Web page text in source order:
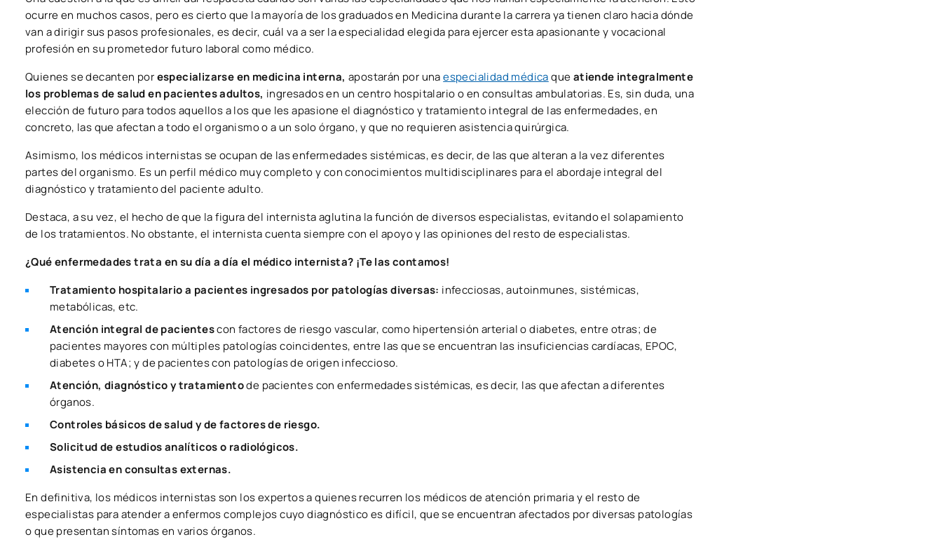
ocurre en muchos casos, pero es cierto que la mayoría de los graduados en Medicina durante la carrera ya tienen claro hacia dónde
van a dirigir sus pasos profesionales, es decir, cuál va a ser la especialidad elegida para ejercer esta apasionante y vocacional
profesión en su prometedor futuro laboral como médico.
Quienes se decanten porespecializarse en medicina interna, apostarán por unaespecialidad médicaqueatiende integralmente
los problemas de salud en pacientes adultos, ingresados en un centro hospitalario o en consultas ambulatorias. Es, sin duda, una
elección de futuro para todos aquellos a los que les apasione el diagnóstico y tratamiento integral de las enfermedades, en
concreto, las que afectan a todo el organismo o a un solo órgano, y que no requieren asistencia quirúrgica.
Asimismo, los médicos internistas se ocupan de las enfermedades sistémicas, es decir, de las que alteran a la vez diferentes
partes del organismo. Es un perfil médico muy completo y con conocimientos multidisciplinares para el abordaje integral del
diagnóstico y tratamiento del paciente adulto.
Destaca, a su vez, el hecho de que la figura del internista aglutina la función de diversos especialistas, evitando el solapamiento
de los tratamientos. No obstante, el internista cuenta siempre con el apoyo y las opiniones del resto de especialistas.
¿Qué enfermedades trata en su día a día el médico internista? ¡Te las contamos!
Tratamiento hospitalario a pacientes ingresados por patologías diversas: infecciosas, autoinmunes, sistémicas,
metabólicas, etc.
Atención integral de pacientescon factores de riesgo vascular, como hipertensión arterial o diabetes, entre otras; de
pacientes mayores con múltiples patologías coincidentes, entre las que se encuentran las insuficiencias cardíacas, EPOC,
diabetes o HTA; y de pacientes con patologías de origen infeccioso.
Atención, diagnóstico y tratamientode pacientes con enfermedades sistémicas, es decir, las que afectan a diferentes
órganos.
Controles básicos de salud y de factores de riesgo.
Solicitud de estudios analíticos o radiológicos.
Asistencia en consultas externas.
En definitiva, los médicos internistas son los expertos a quienes recurren los médicos de atención primaria y el resto de
especialistas para atender a enfermos complejos cuyo diagnóstico es difícil, que se encuentran afectados por diversas patologías
o que presentan síntomas en varios órganos.